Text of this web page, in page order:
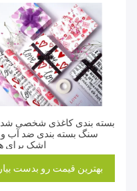
بسته بندی کاغذی شخصی
سنگ بسته بندی ضد آب
اشک برای
بهترین قیمت رو بدست بیار